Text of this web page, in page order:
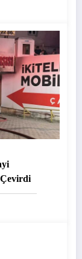
Çevirdi